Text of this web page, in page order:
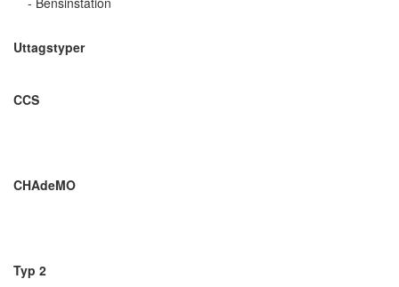
Uttagstyper
CCS
CHAdeMO
Typ 2